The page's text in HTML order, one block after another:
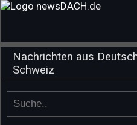
Nachrichten aus
Schweiz